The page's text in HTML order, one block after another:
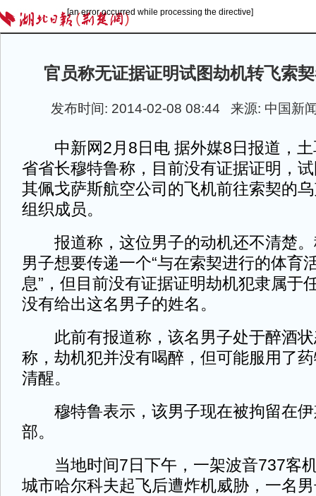
[an error occurred while processing the directive]
官员称无证据证明试图劫机转飞索
发布时间: 2014-02-08 08:44 来源: 中国新
中新网2月8日电 据外媒8日报道，土
省省长穆特鲁称，目前没有证据证明，
其佩戈萨斯航空公司的飞机前往索契的
组织成员。
报道称，这位男子的动机还不清楚。
男子想要传递一个“与在索契进行的体育
息”，但目前没有证据证明劫机犯隶属于
没有给出这名男子的姓名。
此前有报道称，该名男子处于醉酒状
称，劫机犯并没有喝醉，但可能服用了
清醒。
穆特鲁表示，该男子现在被拘留在伊
部。
当地时间7日下午，一架波音737客
城市哈尔科夫起飞后遭炸机威胁，一名